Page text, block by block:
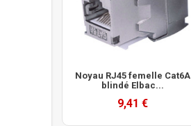
Noyau RJ45 femelle Cat6A
blindé Elbac...
9,41 €